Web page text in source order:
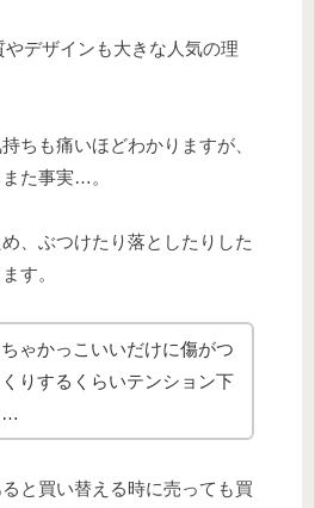
デザインも大きな人気の理
ちも痛いほどわかりますが、
た事実…。
、ぶつけたり落としたりした
す。
ゃかっこいいだけに傷がつ
くりするくらいテンション下
…
と買い替える時に売っても買